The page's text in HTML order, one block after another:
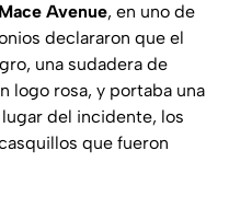
Mace Avenue, en uno de
declararon que el
una sudadera de
logo rosa, y portaba una
del incidente, los
que fueron